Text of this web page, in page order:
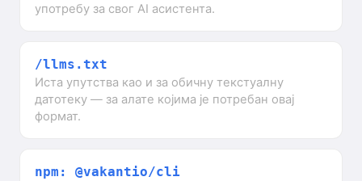
употребу за свог AI асистента.
/llms.txt
Иста упутства као и за обичну текстуалну
датотеку — за алате којима је потребан овај
формат.
npm: @vakantio/cli